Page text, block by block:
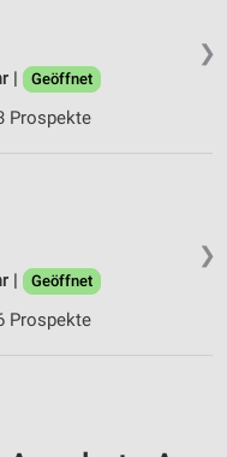
❯
|
Geöffnet
Prospekte
❯
|
Geöffnet
Prospekte